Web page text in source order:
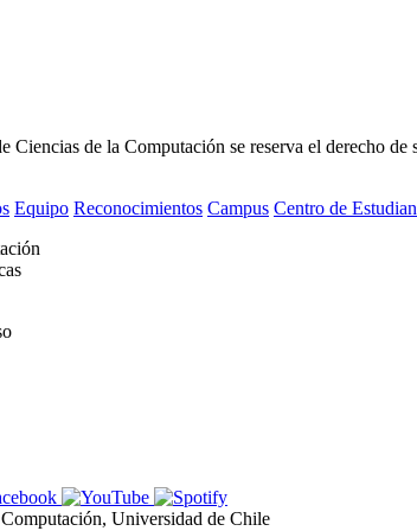
Ciencias de la Computación se reserva el derecho
Equipo Reconocimientos Campus Centro de
Universidad de Chile